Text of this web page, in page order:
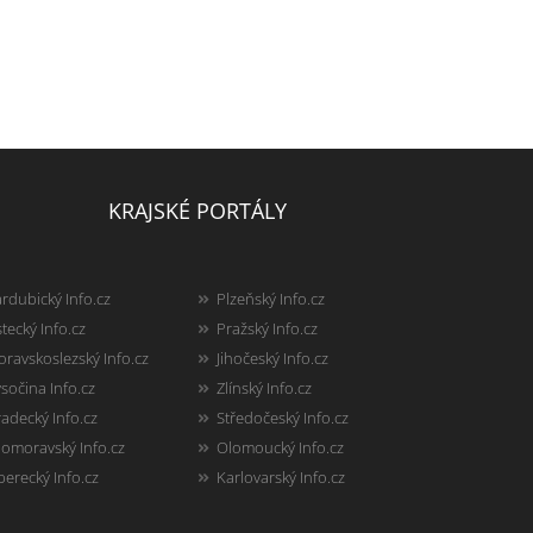
KRAJSKÉ PORTÁLY
Info.cz
Info.cz
Info.cz
Info.cz
Info.cz
Info.cz
Info.cz
Plzeňský Info.cz
Pražský Info.cz
Jihočeský Info.cz
Zlínský Info.cz
Středočeský Info.cz
Olomoucký Info.cz
Karlovarský Info.cz